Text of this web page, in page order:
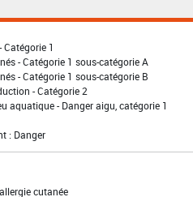
1
- Catégorie 1 sous-catégorie A
- Catégorie 1 sous-catégorie B
- Catégorie 2
aquatique - Danger aigu, catégorie 1
: Danger
cutanée